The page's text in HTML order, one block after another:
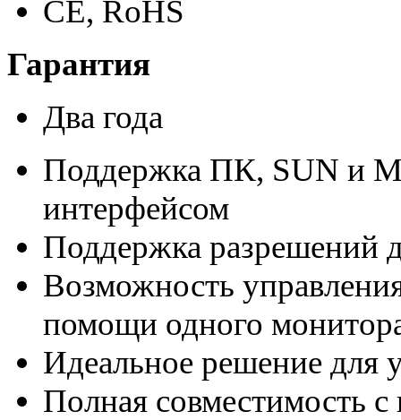
CE, RoHS
Гарантия
Два года
Поддержка ПК, SUN и
интерфейсом
Поддержка разрешений
Возможность
помощи одного
Идеальное решение для
Полная совместимость